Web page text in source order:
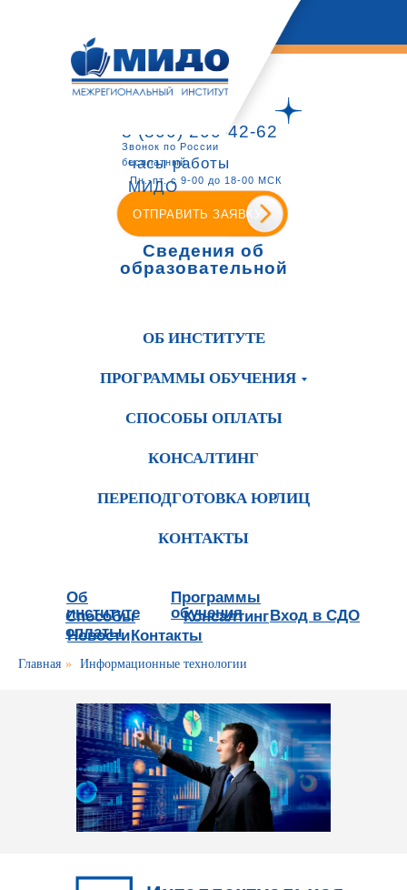
8 (800) 200-42-62
Звонок по России
бесплатный
ОТПРАВИТЬ ЗАЯВКУ
часы работы
МИДО
Пн.-пт. с 9-00 до 18-00 МСК
Сведения об
образовательной
ОБ ИНСТИТУТЕ
ПРОГРАММЫ ОБУЧЕНИЯ
СПОСОБЫ ОПЛАТЫ
КОНСАЛТИНГ
ПЕРЕПОДГОТОВКА ЮРЛИЦ
КОНТАКТЫ
Об
институте
Программы
обучения
Способы
оплаты
Консалтинг
Новости
Вход в СДО
Контакты
Главная » Информационные технологии